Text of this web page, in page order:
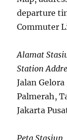
departure
Commuter
Alamat
Station
Jalan
Palmerah,
Jakarta
Peta Stasiun